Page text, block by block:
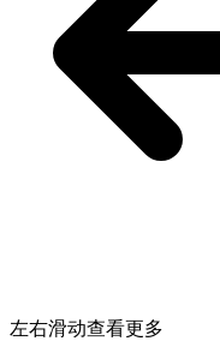
左右滑动查看更多